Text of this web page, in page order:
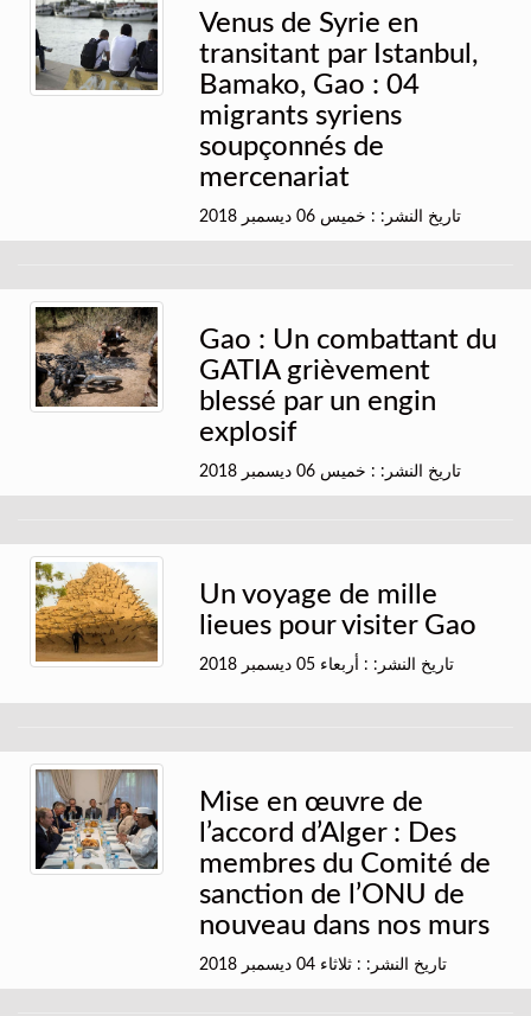
Venus de Syrie en
transitant par Istanbul,
Bamako, Gao : 04
migrants syriens
soupçonnés de
mercenariat
تاريخ النشر: : خميس 06 ديسمبر 2018
Gao : Un combattant du
GATIA grièvement
blessé par un engin
explosif
تاريخ النشر: : خميس 06 ديسمبر 2018
Un voyage de mille
lieues pour visiter Gao
تاريخ النشر: : أربعاء 05 ديسمبر 2018
Mise en œuvre de
l’accord d’Alger : Des
membres du Comité de
sanction de l’ONU de
nouveau dans nos murs
تاريخ النشر: : ثلاثاء 04 ديسمبر 2018